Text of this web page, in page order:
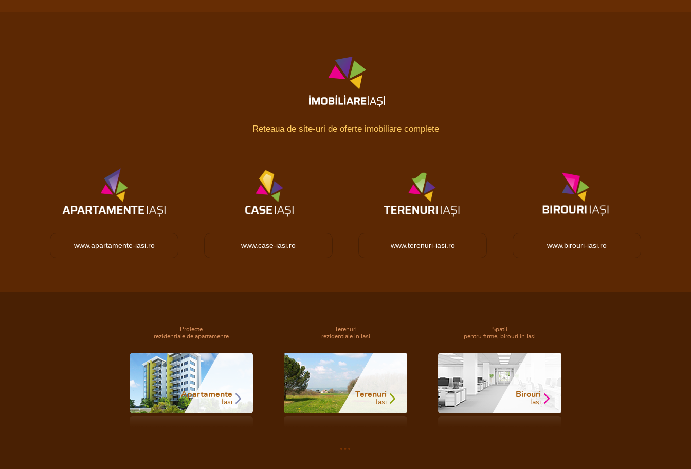
Reteaua de site-uri de oferte imobiliare complete
www.apartamente-iasi.ro www.case-iasi.ro www.terenuri-iasi.ro www.birouri-iasi.ro
Proiecte
rezidentiale de apartamente
Apartamente
Iasi
Terenuri
rezidentiale in Iasi
Terenuri
Iasi
Spatii
pentru firme, birouri in Iasi
Birouri
Iasi